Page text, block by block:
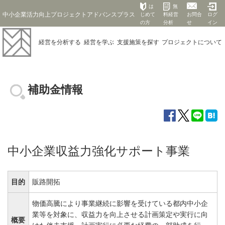
中小企業活力向上プロジェクトアドバンスプラス
は
じめて
の方
無
料経営
分析
お問合
せ
ログ
イン
経営を分析する 経営を学ぶ 支援施策を探す プロジェクト について
補助金情報
中小企業収益力強化サポート事業
目的 販路開拓
概要
物価高騰により事業継続に影響を受けている都内中小企
業等を対象に、収益力を向上させる計画策定や実行に向